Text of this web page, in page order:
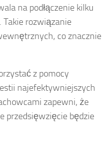
na podłączenie kilku
rozwiązanie
co znacznie
z pomocy
najefektywniejszych
zapewni, że
przedsięwzięcie będzie